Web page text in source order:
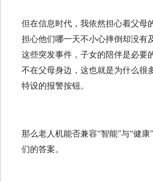
但在信息时代，我依然担心着父母
担心他们哪一天不小心摔倒却没有
这些突发事件，子女的陪伴是必要
不在父母身边，这也就是为什么很
特设的报警按钮。
那么老人机能否兼容“智能”与“健
们的答案。